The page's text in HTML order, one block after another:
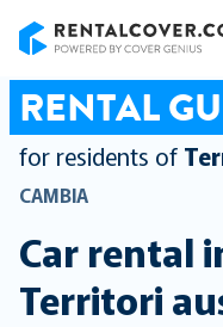
RENTAL
for residents of
CAMBIA
Car rental
Territori